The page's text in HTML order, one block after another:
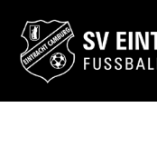
Inhalt
springen